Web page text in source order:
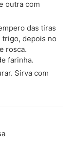
outra com
das tiras
trigo, depois no
rosca.
farinha.
Sirva com